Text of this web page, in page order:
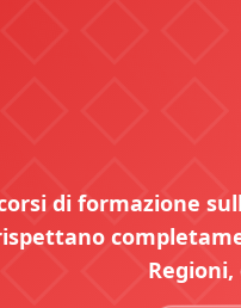
di formazione